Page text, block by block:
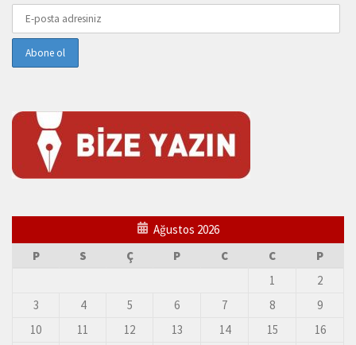
Ağustos 2026
P
S Ç P C C
P
1
2
3
4 5 6 7 8
9
10
11 12 13 14 15
16